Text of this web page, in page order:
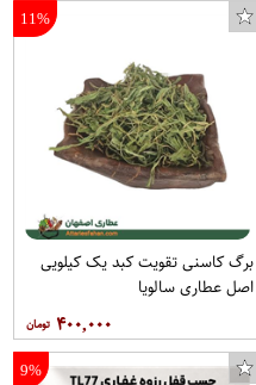
11%
برگ کاسنی تقویت کبد یک کیلویی
اصل عطاری سالویا
۴۰۰,۰۰۰
9%